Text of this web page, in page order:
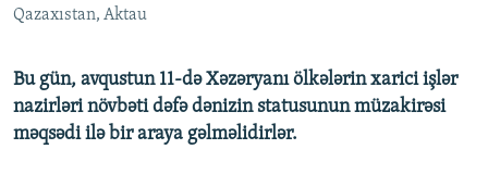
AZADLIQRADIOSU MOBIL TELEFONUNUZDA
XƏBƏR BÜLLETENLƏRIMIZ
RFE/RL-in bütün saytları
Qazaxıstan, Aktau
Bu gün, avqustun 11-də Xəzəryanı ölkələrin xarici işlər
nazirləri növbəti dəfə dənizin statusunun müzakirəsi
məqsədi ilə bir araya gəlməlidirlər.